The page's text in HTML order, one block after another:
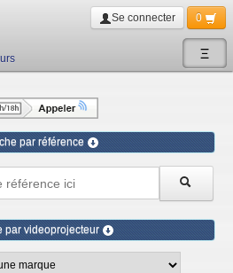
Ξ
Se connecter 0
par référence
par videoprojecteur